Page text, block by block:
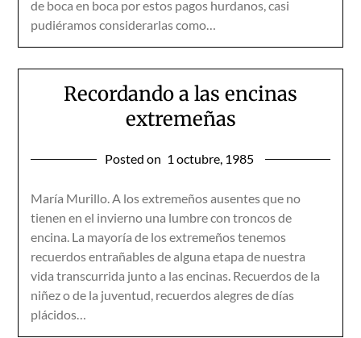
de boca en boca por estos pagos hurdanos, casi
pudiéramos considerarlas como…
Recordando a las encinas
extremeñas
Posted on 1 octubre, 1985
María Murillo. A los extremeños ausentes que no
tienen en el invierno una lumbre con troncos de
encina. La mayoría de los extremeños tenemos
recuerdos entrañables de alguna etapa de nuestra
vida transcurrida junto a las encinas. Recuerdos de la
niñez o de la juventud, recuerdos alegres de días
plácidos…